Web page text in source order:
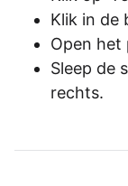
Klik in de
Open het
Sleep de
rechts.